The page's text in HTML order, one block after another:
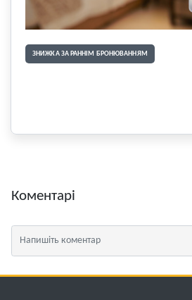
ЗНИЖКА ЗА РАННІМ БРОНЮВАННЯМ
Коментарі